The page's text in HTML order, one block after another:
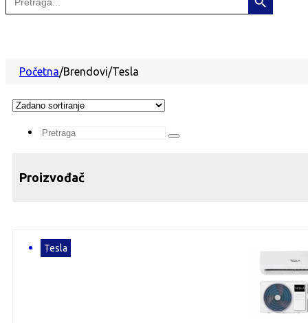
for:
Početna/Brendovi/Tesla
Search
Proizvođač
Tesla